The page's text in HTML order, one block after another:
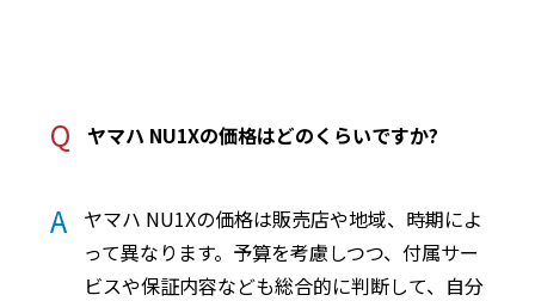
Q ヤマハ NU1Xの価格はどのくらいですか?
A
ヤマハ NU1Xの価格は販売店や地域、時期によ
って異なります。予算を考慮しつつ、付属サー
ビスや保証内容なども総合的に判断して、自分